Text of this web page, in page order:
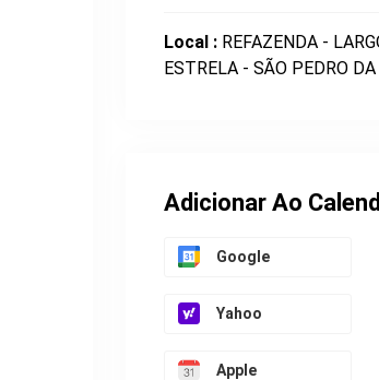
Local : REFAZENDA -
ESTRELA - SÃO PEDRO DA
Adicionar Ao
Google
Yahoo
Apple